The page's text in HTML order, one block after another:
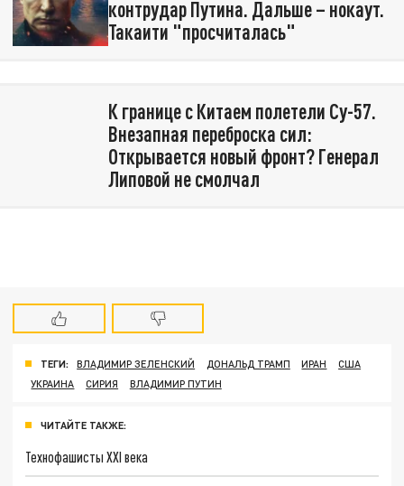
контрудар Путина. Дальше – нокаут.
Такаити "просчиталась"
К границе с Китаем полетели Су-57.
Внезапная переброска сил:
Открывается новый фронт? Генерал
Липовой не смолчал
ТЕГИ: ВЛАДИМИР ЗЕЛЕНСКИЙ ДОНАЛЬД ТРАМП ИРАН
США
УКРАИНА
СИРИЯ ВЛАДИМИР ПУТИН
ЧИТАЙТЕ ТАКЖЕ:
Технофашисты XXI века